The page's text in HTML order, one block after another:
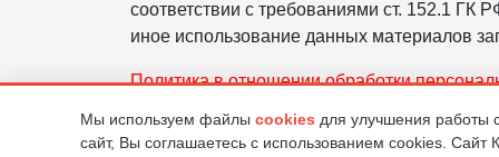
соответствии с требованиями ст. 152.1
иное использование данных материалов
Политика в отношении обработки
Мы используем файлы cookies для улучшения работы
сайт, Вы соглашаетесь с использованием cookies.